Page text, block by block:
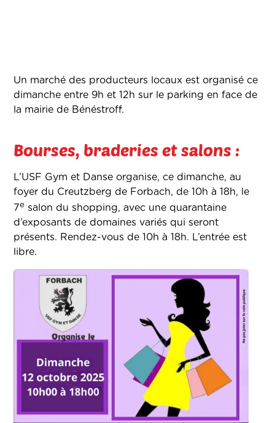
Un marché des producteurs locaux est organisé ce
dimanche entre 9h et 12h sur le parking en face de
la mairie de Bénéstroff.
Bourses, braderies et salons :
L’USF Gym et Danse organise, ce dimanche, au
foyer du Creutzberg de Forbach, de 10h à 18h, le
7e salon du shopping, avec une quarantaine
d’exposants de domaines variés qui seront
présents. Rendez-vous de 10h à 18h. L’entrée est
libre.